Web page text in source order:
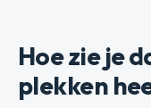
Hoe zie je
plekken